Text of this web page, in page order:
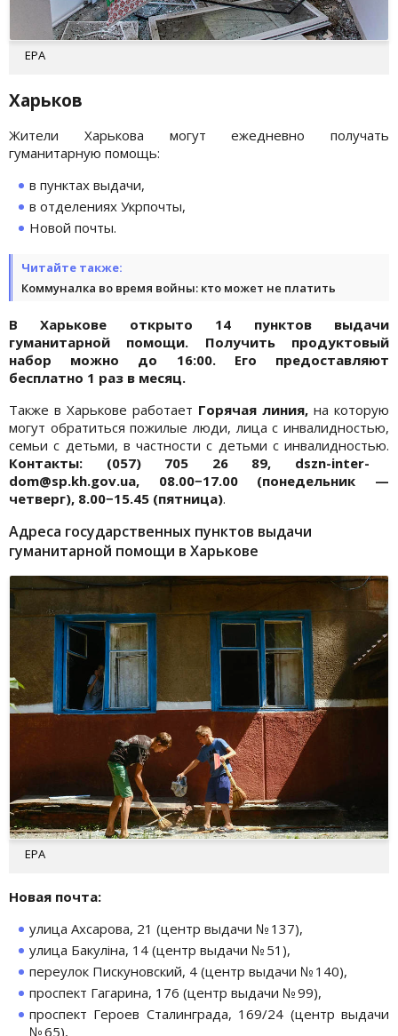
EPA
Харьков
Жители Харькова могут ежедневно получать
гуманитарную помощь:
в пунктах выдачи,
в отделениях Укрпочты,
Новой почты.
Читайте также:
Коммуналка во время войны: кто может не платить
В Харькове открыто 14 пунктов выдачи
гуманитарной помощи. Получить продуктовый
набор можно до 16:00. Его предоставляют
бесплатно 1 раз в месяц.
Также в Харькове работает Горячая линия, на которую
могут обратиться пожилые люди, лица с инвалидностью,
семьи с детьми, в частности с детьми с инвалидностью.
Контакты: (057) 705 26 89, dszn-inter-
dom@sp.kh.gov.ua, 08.00−17.00 (понедельник —
четверг), 8.00−15.45 (пятница).
Адреса государственных пунктов выдачи
гуманитарной помощи в Харькове
EPA
Новая почта:
улица Ахсарова, 21 (центр выдачи № 137),
улица Бакуліна, 14 (центр выдачи № 51),
переулок Пискуновский, 4 (центр выдачи № 140),
проспект Гагарина, 176 (центр выдачи № 99),
проспект Героев Сталинграда, 169/24 (центр выдачи
№ 65),